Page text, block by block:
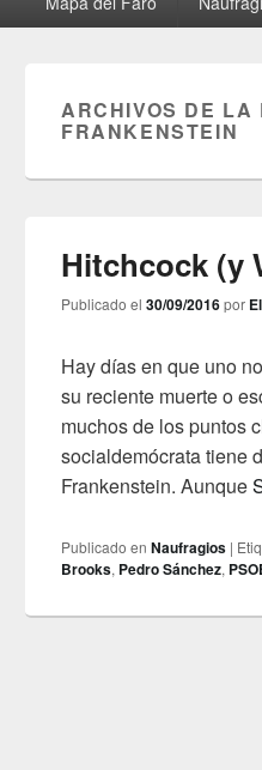
principal
ARCHIVOS DE LA
FRANKENSTEIN
Hitchcock (y
Publicado el 30/09/2016por
Hay días en que uno
su reciente muerte o
muchos de los puntos
socialdemócrata tiene
Frankenstein. Aunque
Publicado en Naufragios |
Brooks, Pedro Sánchez,